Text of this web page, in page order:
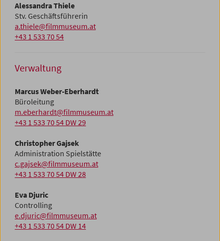
Alessandra Thiele
Stv. Geschäftsführerin
a.thiele@filmmuseum.at
+43 1 533 70 54
Verwaltung
Marcus Weber-Eberhardt
Büroleitung
m.eberhardt@filmmuseum.at
+43 1 533 70 54 DW 29
Christopher Gajsek
Administration Spielstätte
c.gajsek@filmmuseum.at
+43 1 533 70 54 DW 28
Eva Djuric
Controlling
e.djuric@filmmuseum.at
+43 1 533 70 54 DW 14